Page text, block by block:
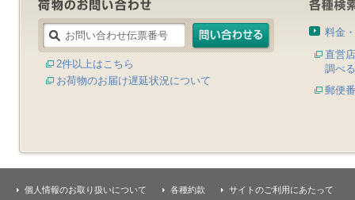
2件以上はこちら
お荷物のお届け遅延状況について
料金
直営
調べる
郵便
個人情報のお取り扱いについて 各種約款 サイトのご利用にあたって